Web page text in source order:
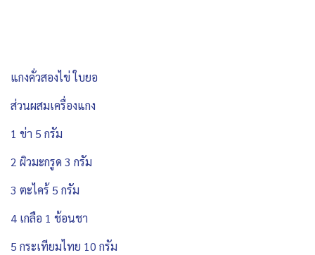
แกงคั่วสองไข่ ใบยอ
ส่วนผสมเครื่องแกง
1 ข่า 5 กรัม
2 ผิวมะกรูด 3 กรัม
3 ตะไคร้ 5 กรัม
4 เกลือ 1 ช้อนชา
5 กระเทียมไทย 10 กรัม